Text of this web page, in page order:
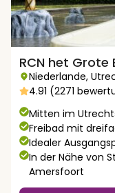
RCN het Grote
Niederlande,
4.91 (2271
Mitten im
Freibad mit
Idealer
In der Nähe von
Amersfoort